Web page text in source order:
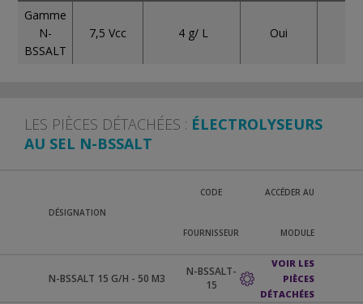
Gamme
N-
BSSALT
7,5 Vcc 4 g/ L Oui
LES PIÈCES DÉTACHÉES : ÉLECTROLYSEURS
AU SEL N-BSSALT
DÉSIGNATION
CODE
FOURNISSEUR
ACCÉDER AU
MODULE
N-BSSALT 15 G/H - 50 M3
N-BSSALT-
15
VOIR LES
PIÈCES
DÉTACHÉES